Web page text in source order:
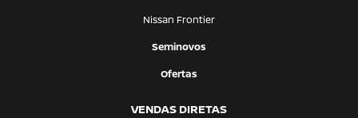
Nissan Frontier
Seminovos
Ofertas
VENDAS DIRETAS